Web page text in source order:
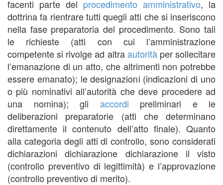
facenti parte del procedimento amministrativo, la
dottrina fa rientrare tutti quegli atti che si inseriscono
nella fase preparatoria del procedimento. Sono tali
le richieste (atti con cui l’amministrazione
competente si rivolge ad altraautoritàper sollecitare
l’emanazione di un atto, che altrimenti non potrebbe
essere emanato); le designazioni (indicazioni di uno
o più nominativi all’autorità che deve procedere ad
una nomina); gli accordi preliminari e le
deliberazioni preparatorie (atti che determinano
direttamente il contenuto dell’atto finale). Quanto
alla categoria degli atti di controllo, sono considerati
dichiarazioni dichiarazione dichiarazione il visto
(controllo preventivo di legittimità) e l’approvazione
(controllo preventivo di merito).